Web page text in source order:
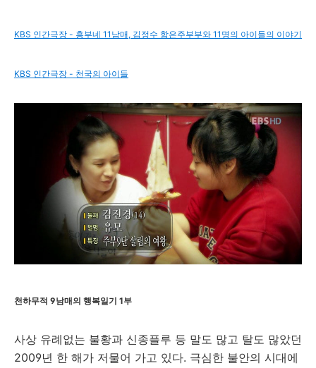
KBS 인간극장 - 흥부네 11남매, 김정수 함은주부부와 11명의 아이들의 이야기
KBS 인간극장 - 천국의 아이들
천하무적 9남매의 행복일기 1부
사상 유례없는 불황과 신종플루 등 말도 많고 탈도 많았던
2009년 한 해가 저물어 가고 있다. 극심한 불안의 시대에